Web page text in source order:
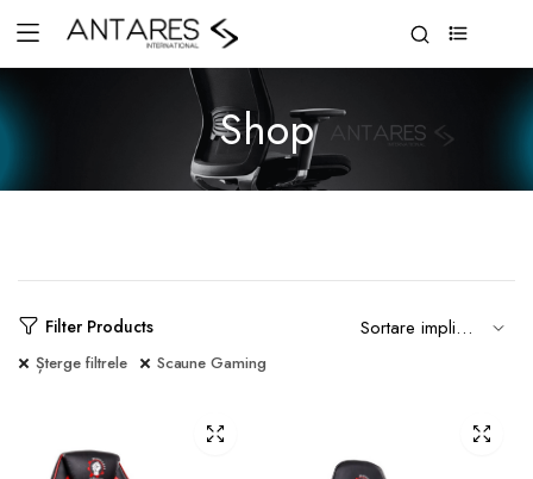
Shop
Filter Products
Șterge filtrele Scaune Gaming